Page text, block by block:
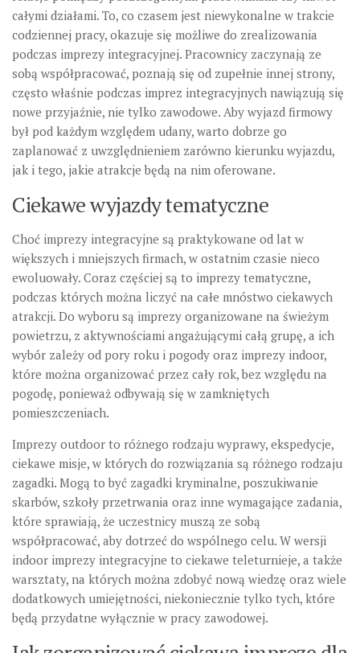
całymi działami. To, co czasem jest niewykonalne w trakcie
codziennej pracy, okazuje się możliwe do zrealizowania
podczas imprezy integracyjnej. Pracownicy zaczynają ze
sobą współpracować, poznają się od zupełnie innej strony,
często właśnie podczas imprez integracyjnych nawiązują się
nowe przyjaźnie, nie tylko zawodowe. Aby wyjazd firmowy
był pod każdym względem udany, warto dobrze go
zaplanować z uwzględnieniem zarówno kierunku wyjazdu,
jak i tego, jakie atrakcje będą na nim oferowane.
Ciekawe wyjazdy tematyczne
Choć imprezy integracyjne są praktykowane od lat w
większych i mniejszych firmach, w ostatnim czasie nieco
ewoluowały. Coraz częściej są to imprezy tematyczne,
podczas których można liczyć na całe mnóstwo ciekawych
atrakcji. Do wyboru są imprezy organizowane na świeżym
powietrzu, z aktywnościami angażującymi całą grupę, a ich
wybór zależy od pory roku i pogody oraz imprezy indoor,
które można organizować przez cały rok, bez względu na
pogodę, ponieważ odbywają się w zamkniętych
pomieszczeniach.
Imprezy outdoor to różnego rodzaju wyprawy, ekspedycje,
ciekawe misje, w których do rozwiązania są różnego rodzaju
zagadki. Mogą to być zagadki kryminalne, poszukiwanie
skarbów, szkoły przetrwania oraz inne wymagające zadania,
które sprawiają, że uczestnicy muszą ze sobą
współpracować, aby dotrzeć do wspólnego celu. W wersji
indoor imprezy integracyjne to ciekawe teleturnieje, a także
warsztaty, na których można zdobyć nową wiedzę oraz wiele
dodatkowych umiejętności, niekoniecznie tylko tych, które
będą przydatne wyłącznie w pracy zawodowej.